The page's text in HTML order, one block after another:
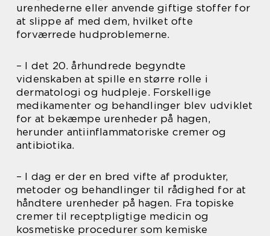
urenhederne eller anvende giftige stoffer for
at slippe af med dem, hvilket ofte
forværrede hudproblemerne.
– I det 20. århundrede begyndte
videnskaben at spille en større rolle i
dermatologi og hudpleje. Forskellige
medikamenter og behandlinger blev udviklet
for at bekæmpe urenheder på hagen,
herunder antiinflammatoriske cremer og
antibiotika.
– I dag er der en bred vifte af produkter,
metoder og behandlinger til rådighed for at
håndtere urenheder på hagen. Fra topiske
cremer til receptpligtige medicin og
kosmetiske procedurer som kemiske